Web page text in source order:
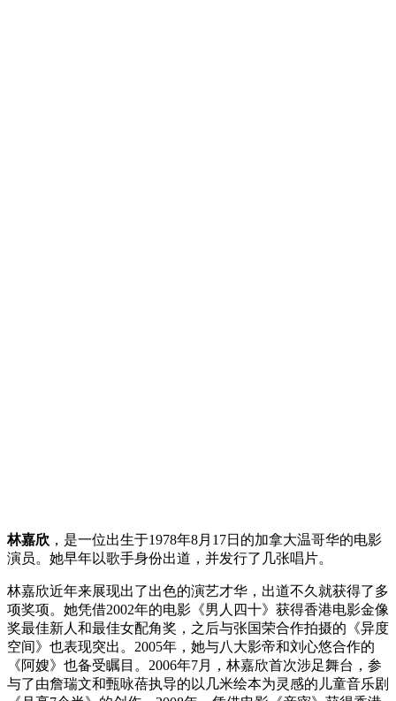
林嘉欣 ，是一位出生于1978年8月17日的加拿大温哥华的电影
演员。她早年以歌手身份出道，并发行了几张唱片。
林嘉欣近年来展现出了出色的演艺才华，出道不久就获得了多
项奖项。她凭借2002年的电影《男人四十》获得香港电影金像
奖最佳新人和最佳女配角奖，之后与张国荣合作拍摄的《异度
空间》也表现突出。2005年，她与八大影帝和刘心悠合作的
《阿嫂》也备受瞩目。2006年7月，林嘉欣首次涉足舞台，参
与了由詹瑞文和甄咏蓓执导的以几米绘本为灵感的儿童音乐剧